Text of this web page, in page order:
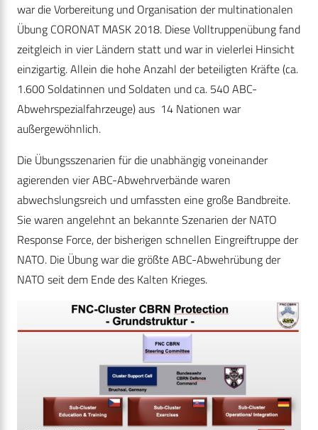
war die Vorbereitung und Organisation der multinationalen
Übung CORONAT MASK 2018. Diese Volltruppenübung fand
zeitgleich in vier Ländern statt und war in vielerlei Hinsicht
einzigartig. Allein die hohe Anzahl der beteiligten Kräfte (ca.
1.600 Soldatinnen und Soldaten und ca. 540 ABC-
Abwehrspezialfahrzeuge) aus 14 Nationen war
außergewöhnlich.
Die Übungsszenarien für die unabhängig voneinander
agierenden vier ABC-Abwehrverbände waren
abwechslungsreich und umfassten eine große Bandbreite.
Sie waren angelehnt an bekannte Szenarien der NATO
Response Force, der bisherigen schnellen Eingreiftruppe der
NATO. Die Übung war die größte ABC-Abwehrübung der
NATO seit dem Ende des Kalten Krieges.